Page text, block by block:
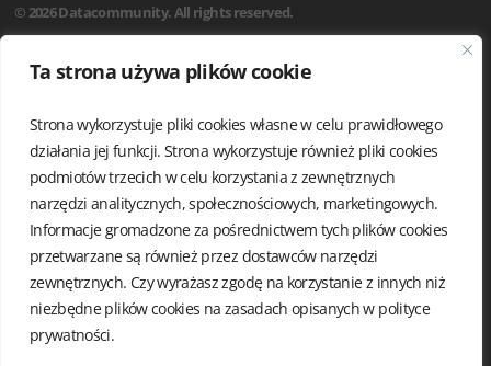
Ta strona używa plików cookie
Strona wykorzystuje pliki cookies własne w celu prawidłowego
działania jej funkcji. Strona wykorzystuje również pliki cookies
podmiotów trzecich w celu korzystania z zewnętrznych
narzędzi analitycznych, społecznościowych, marketingowych.
Informacje gromadzone za pośrednictwem tych plików cookies
przetwarzane są również przez dostawców narzędzi
zewnętrznych. Czy wyrażasz zgodę na korzystanie z innych niż
niezbędne plików cookies na zasadach opisanych w polityce
prywatności.
© 2026 Datacommunity. All rights reserved.
AKTUALNOŚCI
STATUT
REGULAMIN
ZARZĄD I KOMISJA REWIZYJNA
GRUPY LOKALNE
KALENDARIUM
KONTAKT
POLITYKA PRYWATNOŚCI